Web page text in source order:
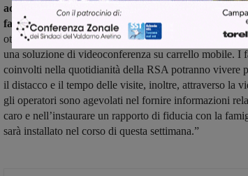
acquisto mezzi di comunicazione tra ospiti delle rsa
familiari – spiega l'assessore al sociale, Filippo
ottenuto un contributo pari a 2.750 euro, con i quali è
una soluzione di videoconferenza su carrello mobile. I
coinvolti nella quotidianità della RSA potranno vivere
il distacco e il tempo delle visite, inoltre, attraverso la
gli operatori sono agevolati nel fornire informazioni
caro e nell’instaurare un rapporto di fiducia con la
sarà installato nel corso di questa settimana.”